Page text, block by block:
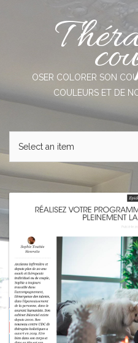
OSER COLORER SON
COULEURS ET DE